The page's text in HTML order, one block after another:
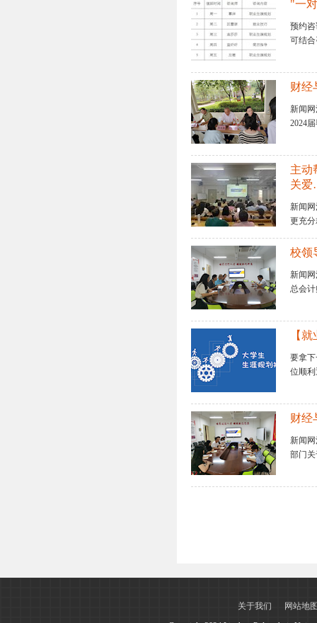
"一
预约咨
可结
财经
新闻
2024
主动
关
新闻
更充分
校领
新闻
总会
【
要拿
位顺
财经
新闻
部门
关于我们
网站地